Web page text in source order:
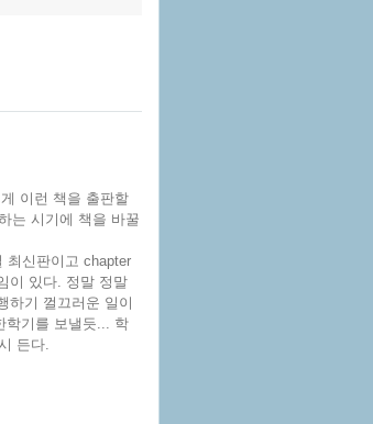
이런 책을 출판할
는 시기에 책을 바꿀
최신판이고 chapter
이 있다. 정말 정말
하기 껄끄러운 일이
학기를 보낼듯... 학
든다.